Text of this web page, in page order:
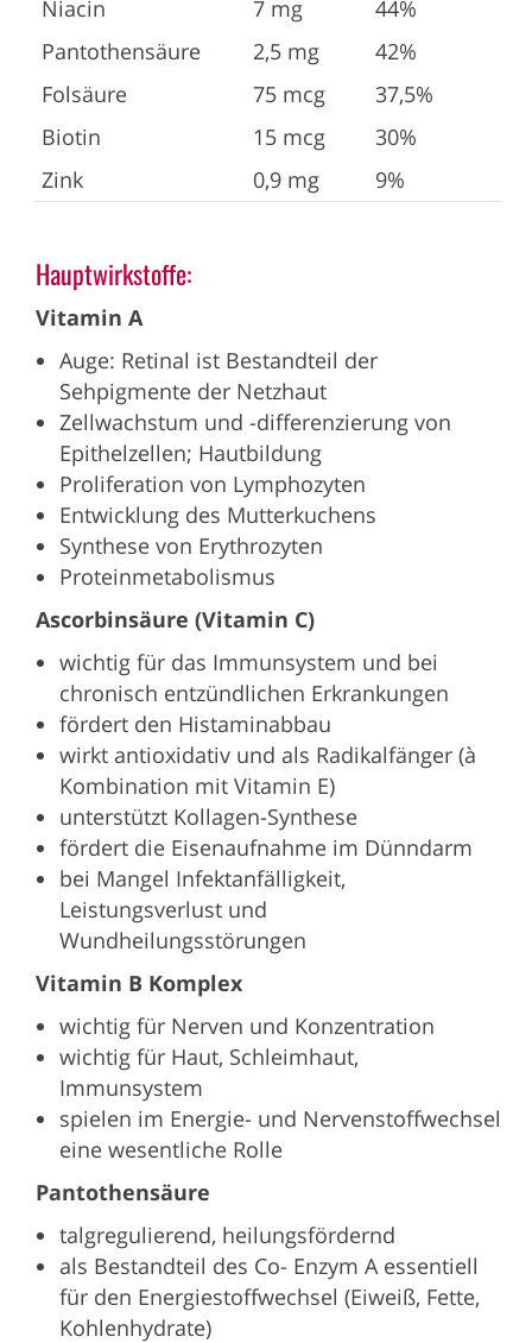
Niacin 7 mg
44%
Pantothensäure
2,5 mg
42%
Folsäure
75 mcg
37,5%
Biotin
15 mcg
30%
Zink
0,9 mg 9%
Hauptwirkstoffe:
Vitamin A
Auge: Retinal ist Bestandteil der
Sehpigmente der Netzhaut
Zellwachstum und -differenzierung von
Epithelzellen; Hautbildung
Proliferation von Lymphozyten
Entwicklung des Mutterkuchens
Synthese von Erythrozyten
Proteinmetabolismus
Ascorbinsäure (Vitamin C)
wichtig für das Immunsystem und bei
chronisch entzündlichen Erkrankungen
fördert den Histaminabbau
wirkt antioxidativ und als Radikalfänger (à
Kombination mit Vitamin E)
unterstützt Kollagen-Synthese
fördert die Eisenaufnahme im Dünndarm
bei Mangel Infektanfälligkeit,
Leistungsverlust und
Wundheilungsstörungen
Vitamin B Komplex
wichtig für Nerven und Konzentration
wichtig für Haut, Schleimhaut,
Immunsystem
spielen im Energie- und Nervenstoffwechsel
eine wesentliche Rolle
Pantothensäure
talgregulierend, heilungsfördernd
als Bestandteil des Co- Enzym A essentiell
für den Energiestoffwechsel (Eiweiß, Fette,
Kohlenhydrate)